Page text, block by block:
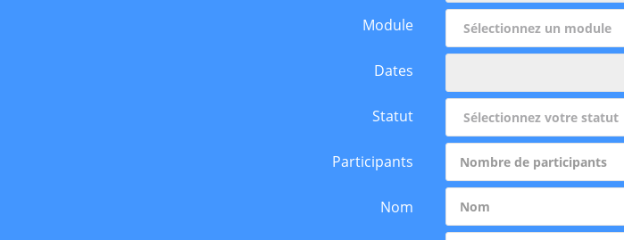
Module
Dates
Statut
Participants
Nom